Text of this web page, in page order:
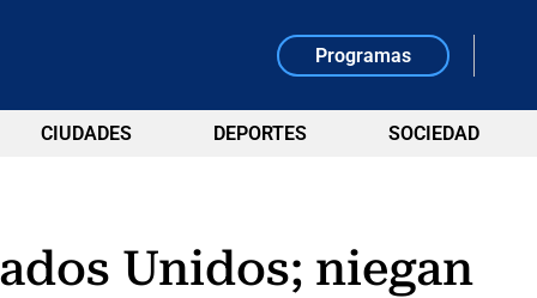
Programas
CIUDADES DEPORTES SOCIEDAD
Unidos; niegan